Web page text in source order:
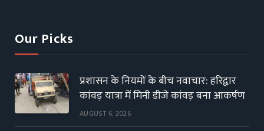
Our Picks
प्रशासन के नियमों के बीच नवाचार: हरिद्वार
कांवड़ यात्रा में मिनी डीजे कांवड़ बना आकर्षण
AUGUST 6, 2026